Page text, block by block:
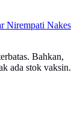
Nirempati Nakes
Bahkan,
ada stok vaksin.